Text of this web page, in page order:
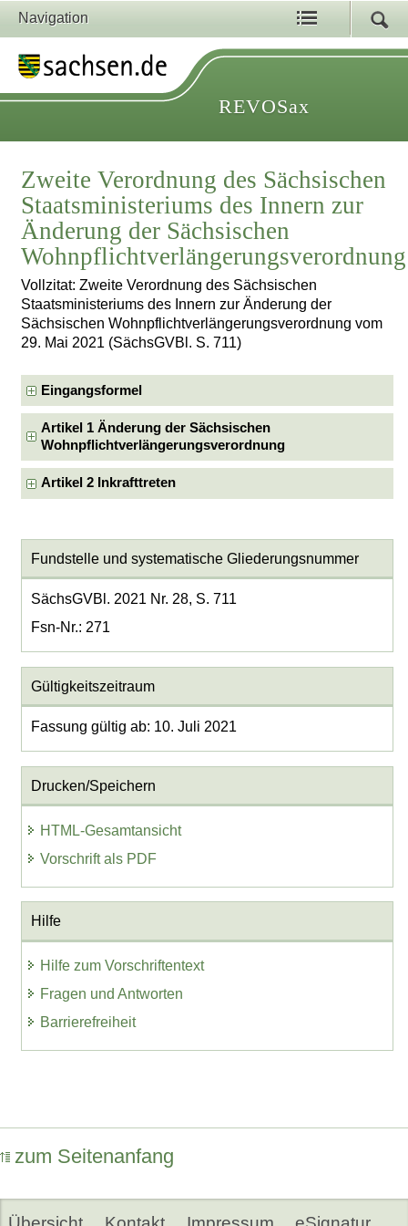
Navigation
REVOSax
Zweite Verordnung des Sächsischen
Staatsministeriums des Innern zur
Änderung der Sächsischen
Wohnpflichtverlängerungsverordnung
Vollzitat: Zweite Verordnung des Sächsischen
Staatsministeriums des Innern zur Änderung der
Sächsischen Wohnpflichtverlängerungsverordnung vom
29. Mai 2021 (SächsGVBl. S. 711)
Eingangsformel
Artikel 1 Änderung der Sächsischen
Wohnpflichtverlängerungsverordnung
Artikel 2 Inkrafttreten
Fundstelle und systematische Gliederungsnummer
SächsGVBl. 2021 Nr. 28, S. 711
Fsn-Nr.: 271
Gültigkeitszeitraum
Fassung gültig ab: 10. Juli 2021
Drucken/Speichern
HTML-Gesamtansicht
Vorschrift als PDF
Hilfe
Hilfe zum Vorschriftentext
Fragen und Antworten
Barrierefreiheit
zum Seitenanfang